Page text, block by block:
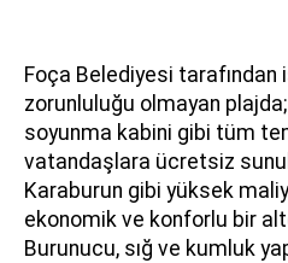
Foça Belediyesi
zorunluluğu olmayan
soyunma kabini gibi tüm
vatandaşlara ücretsiz
Karaburun gibi yüksek
ekonomik ve konforlu bir
Burunucu, sığ ve kumluk